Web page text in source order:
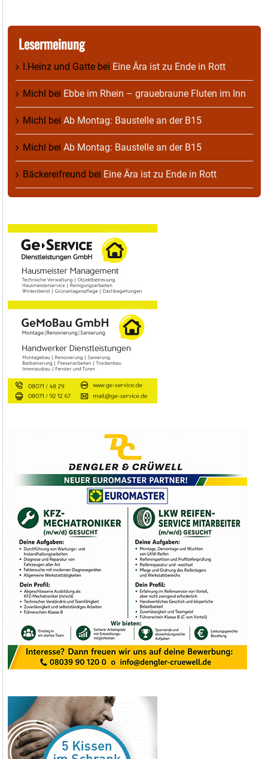
Lesermeinung
I.Heinz und Gatte bei Eine Ära ist zu Ende in Rott
Michl bei Ebbe im Rhein – grauebraune Fluten im Inn
Michl bei Ab Montag: Baustelle an der B15
Michl bei Ab Montag: Baustelle an der B15
Bäckereifreund bei Eine Ära ist zu Ende in Rott